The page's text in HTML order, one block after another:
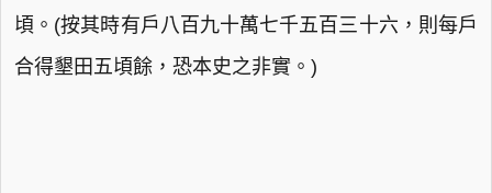
頃。(按其時有戶八百九十萬七千五百三十六，則每戶
合得墾田五頃餘，恐本史之非實。)